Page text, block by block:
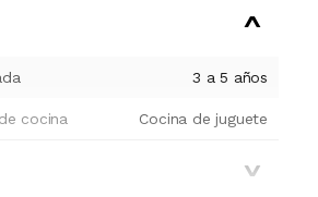
3 a 5 años
cocina Cocina de juguete